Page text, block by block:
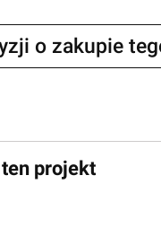
o zakupie
projekt